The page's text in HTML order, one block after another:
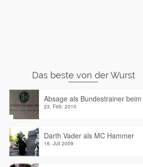
Das beste von der Wurst
Absage als Bundestrainer
23. Feb. 2010
Darth Vader als MC Hammer
16. Juli 2009